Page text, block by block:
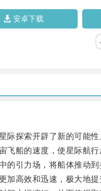
安卓下载
探索开辟了新的可能性
船的速度，使星际航行
引力场，将船体推动到
高效和迅速，极大地提